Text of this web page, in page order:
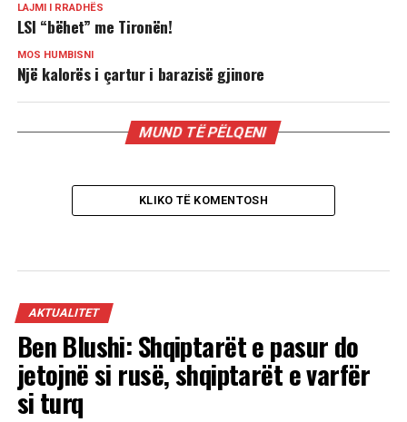
LAJMI I RRADHËS
LSI “bëhet” me Tironën!
MOS HUMBISNI
Një kalorës i çartur i barazisë gjinore
MUND TË PËLQENI
KLIKO TË KOMENTOSH
AKTUALITET
Ben Blushi: Shqiptarët e pasur do
jetojnë si rusë, shqiptarët e varfër
si turq